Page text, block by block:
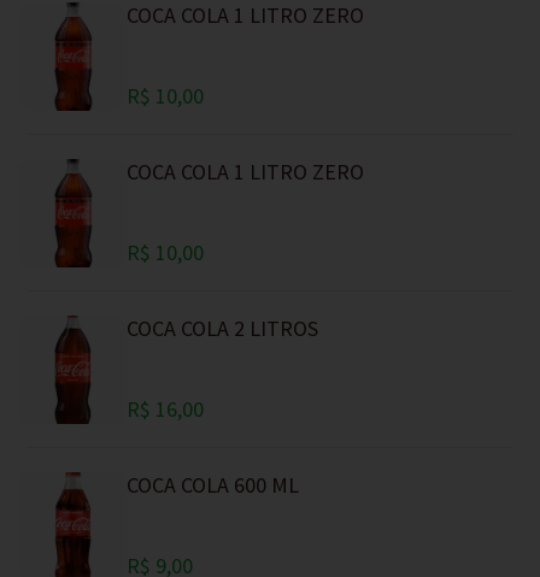
COCA COLA 1 LITRO ZERO
R$ 10,00
COCA COLA 1 LITRO ZERO
R$ 10,00
COCA COLA 2 LITROS
R$ 16,00
COCA COLA 600 ML
R$ 9,00